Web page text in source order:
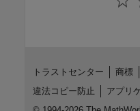
トラストセンター 商標
違法コピー防止
アプリ